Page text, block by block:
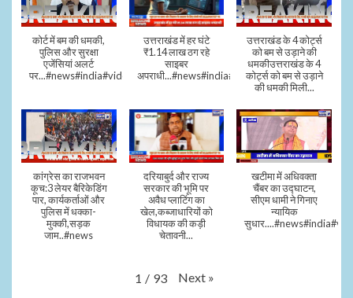
कोर्ट में बम की धमकी,
पुलिस और सुरक्षा
एजेंसियां अलर्ट
पर...#news#india#video#viral
उत्तराखंड में हर घंटे
₹1.14 लाख ठग रहे
साइबर
अपराधी...#news#india#video#viral
उत्तराखंड के 4 कोर्ट्स
को बम से उड़ाने की
धमकीउत्तराखंड के 4
कोर्ट्स को बम से उड़ाने
की धमकी मिली...
कांग्रेस का राजभवन
कूच:3 लेयर बैरिकेडिंग
पार, कार्यकर्ताओं और
पुलिस में धक्का-
मुक्की,सड़क
जाम..#news
दरियाबुर्द और राज्य
सरकार की भूमि पर
अवैध प्लाटिंग का
खेल,कब्जाधारियों को
विधायक की कड़ी
चेतावनी...
खटीमा में अधिवक्ता
चैंबर का उद्घाटन,
सीएम धामी ने गिनाए
न्यायिक
1 / 93 Next »